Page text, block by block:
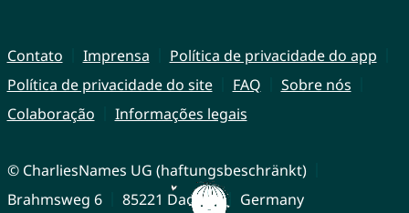
Contato Imprensa
Política de privacidade do app
Política de privacidade do site
FAQ
Sobre nós
Colaboração
Informações legais
© CharliesNames UG (haftungsbeschränkt)
Brahmsweg 6
85221 Dachau Germany